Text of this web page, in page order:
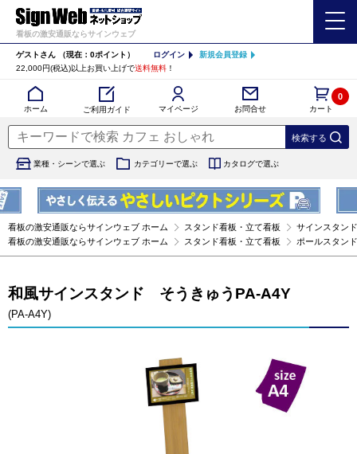
看板の激安通販ならサインウェブ
ゲストさん （現在：0ポイント） ログイン
新規会員登録
22,000円(税込)以上お買い上げで送料無料 ！
ホーム ご利用ガイド マイページ お問合せ カート
0
業種・シーンで選ぶ カテゴリーで選ぶ カタログで選ぶ
看板の激安通販ならサインウェブ ホーム スタンド看板・立て看板
サインスタンド
看板の激安通販ならサインウェブ ホーム
スタンド看板・立て看板 ポールスタンド
和風サインスタンド そうきゅうPA-A4Y
(PA-A4Y)